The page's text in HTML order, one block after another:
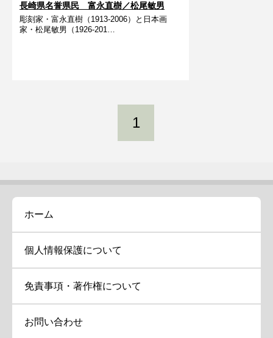
長崎県名誉県民 富永直樹／松尾敏男
彫刻家・富永直樹（1913-2006）と日本画
家・松尾敏男（1926-201…
1
ホーム
個人情報保護について
免責事項・著作権について
お問い合わせ